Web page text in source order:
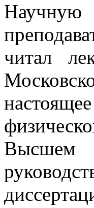
Научную
читал
Высшем